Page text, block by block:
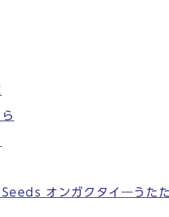
オンガクタイ―うた